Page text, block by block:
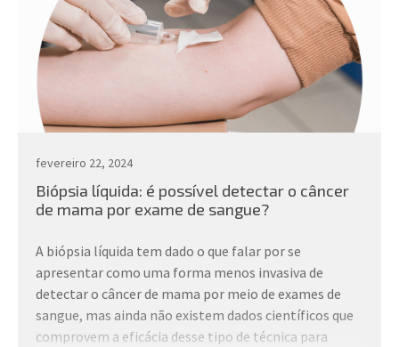
fevereiro 22, 2024
Biópsia líquida: é possível detectar o câncer
de mama por exame de sangue?
A biópsia líquida tem dado o que falar por se
apresentar como uma forma menos invasiva de
detectar o câncer de mama por meio de exames de
sangue, mas ainda não existem dados científicos que
comprovem a eficácia desse tipo de técnica para